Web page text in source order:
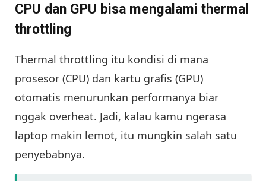
CPU dan GPU bisa mengalami thermal
throttling
Thermal throttling itu kondisi di mana
prosesor (CPU) dan kartu grafis (GPU)
otomatis menurunkan performanya biar
nggak overheat. Jadi, kalau kamu ngerasa
laptop makin lemot, itu mungkin salah satu
penyebabnya.